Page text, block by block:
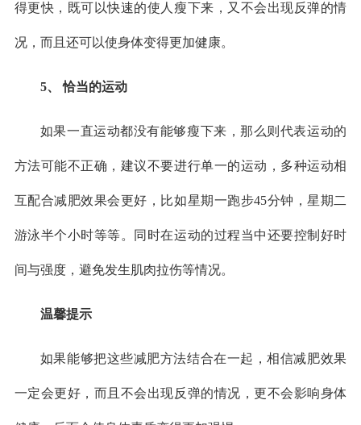
得更快，既可以快速的使人瘦下来，又不会出现反弹的情
况，而且还可以使身体变得更加健康。
5、 恰当的运动
如果一直运动都没有能够瘦下来，那么则代表运动的
方法可能不正确，建议不要进行单一的运动，多种运动相
互配合减肥效果会更好，比如星期一跑步45分钟，星期二
游泳半个小时等等。同时在运动的过程当中还要控制好时
间与强度，避免发生肌肉拉伤等情况。
温馨提示
如果能够把这些减肥方法结合在一起，相信减肥效果
一定会更好，而且不会出现反弹的情况，更不会影响身体